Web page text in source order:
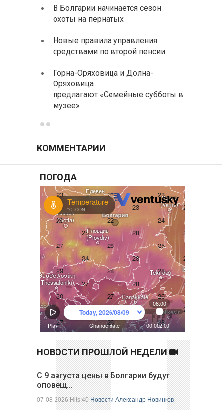
В Болгарии начинается сезон
охоты на пернатых
Новые правила управления
средствами по второй пенсии
Горна-Оряховица и Долна-
Оряховица
предлагают «Семейные субботы в
музее»
КОММЕНТАРИИ
ПОГОДА
НОВОСТИ ПРОШЛОЙ НЕДЕЛИ
С 9 августа цены в Болгарии будут
оповещ…
07-08-2026 Hits:40Новости Александр Новинков